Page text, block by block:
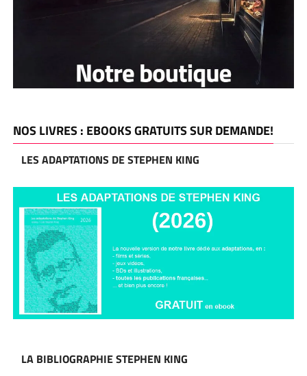
NOS LIVRES : EBOOKS GRATUITS SUR DEMANDE!
LES ADAPTATIONS DE STEPHEN KING
LA BIBLIOGRAPHIE STEPHEN KING